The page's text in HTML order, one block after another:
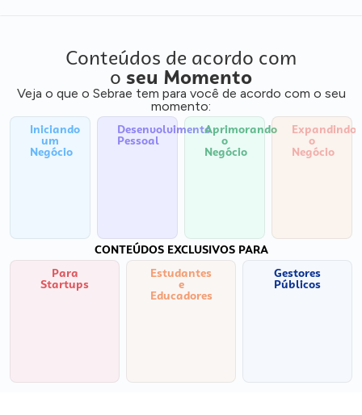
Conteúdos de acordo com
o seu Momento
Veja o que o Sebrae tem para você de acordo com o seu
momento:
Iniciando
um
Negócio
Desenvolvimento
Pessoal
Aprimorando
o
Negócio
Expandindo
o
Negócio
CONTEÚDOS EXCLUSIVOS PARA
Para
Startups
Estudantes
e
Educadores
Gestores
Públicos